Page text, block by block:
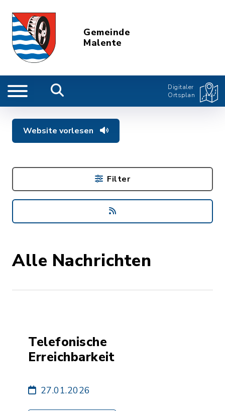
Gemeinde
Malente
Digitaler
Ortsplan
Website vorlesen
Alle Nachrichten
Telefonische
Erreichbarkeit
27.01.2026
Filter